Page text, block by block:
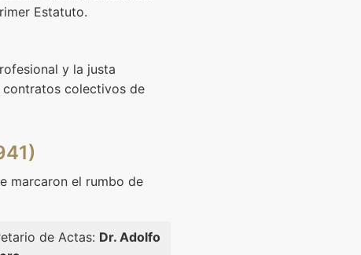
Estatuto.
y la justa
contratos colectivos de
marcaron el rumbo de
de Actas: Dr. Adolfo